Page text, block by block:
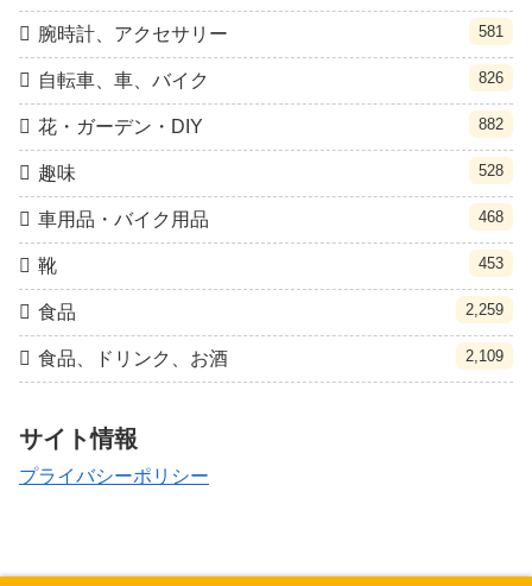
腕時計、アクセサリー 581
自転車、車、バイク 826
花・ガーデン・DIY 882
趣味 528
車用品・バイク用品 468
靴 453
食品 2,259
食品、ドリンク、お酒 2,109
サイト情報
プライバシーポリシー